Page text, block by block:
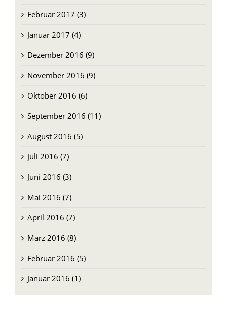
Februar 2017 (3)
Januar 2017 (4)
Dezember 2016 (9)
November 2016 (9)
Oktober 2016 (6)
September 2016 (11)
August 2016 (5)
Juli 2016 (7)
Juni 2016 (3)
Mai 2016 (7)
April 2016 (7)
März 2016 (8)
Februar 2016 (5)
Januar 2016 (1)